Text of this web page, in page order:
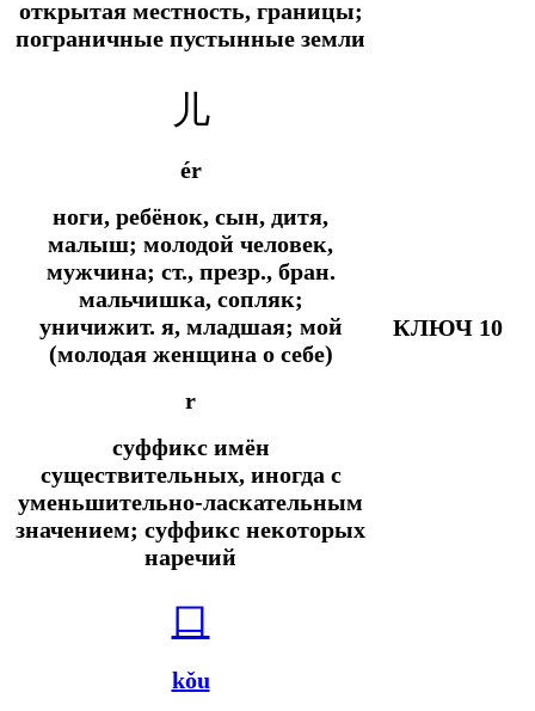
открытая местность, границы;
пограничные пустынные земли
儿
ér
ноги, ребёнок, сын, дитя,
малыш; молодой человек,
мужчина; ст., презр., бран.
мальчишка, сопляк;
уничижит. я, младшая; мой
(молодая женщина о себе)
r
суффикс имён
существительных, иногда с
уменьшительно-ласкательным
значением; суффикс некоторых
наречий
КЛЮЧ 10
口
kǒu